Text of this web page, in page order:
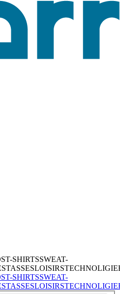
T-SHIRTSSWEAT-
TASSESLOISIRSTECHNOLIGIE
T-SHIRTSSWEAT-
TASSESLOISIRSTECHNOLIGIE